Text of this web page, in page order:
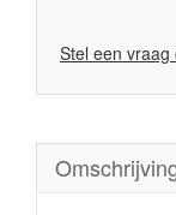
Stel een